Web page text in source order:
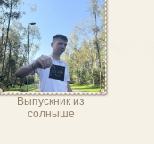
Выпускник из
солныше